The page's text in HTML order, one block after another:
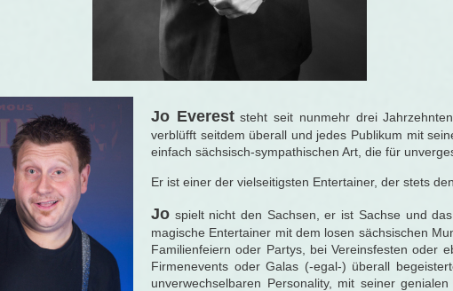
Jo Evereststeht seit nunmehr drei
verblüfft seitdem überall und jedes Publikum mit
einfach sächsisch-sympathischen Art, die für
Er ist einer der vielseitigsten Entertainer, der stets
Jo spielt nicht den Sachsen, er ist Sachse und
magische Entertainer mit dem losen sächsischen
Familienfeiern oder Partys, bei Vereinsfesten oder
Firmenevents oder Galas (-egal-) überall
unverwechselbaren Personality, mit seiner